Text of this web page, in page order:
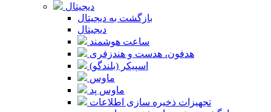
دیجیتال
بازگشت به دیجیتال
دیجیتال
ساعت هوشمند
هدفون، هدست و هندزفری
اسپیکر (بلندگو)
ماوس
ماوس پد
تجهیزات ذخیره سازی اطلاعات